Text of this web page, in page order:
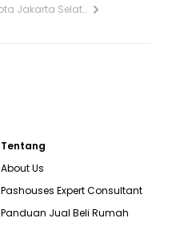
Kota Jakarta Selatan
Tentang
About Us
Pashouses Expert Consultant
Panduan Jual Beli Rumah